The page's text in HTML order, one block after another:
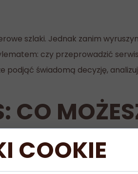
szlaki. Jednak zanim
czy przeprowadzić
podjąć świadomą decyzję,
CO
pieniędzy i lepsze poznanie
COOKIE